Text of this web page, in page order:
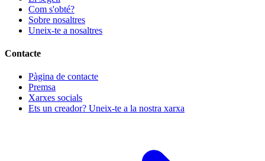
Com s'obté?
Sobre nosaltres
Uneix-te a nosaltres
Contacte
Pàgina de contacte
Premsa
Xarxes socials
Ets un creador? Uneix-te a la nostra xarxa